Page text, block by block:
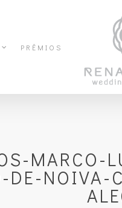
PRÊMIOS
NOIVA-